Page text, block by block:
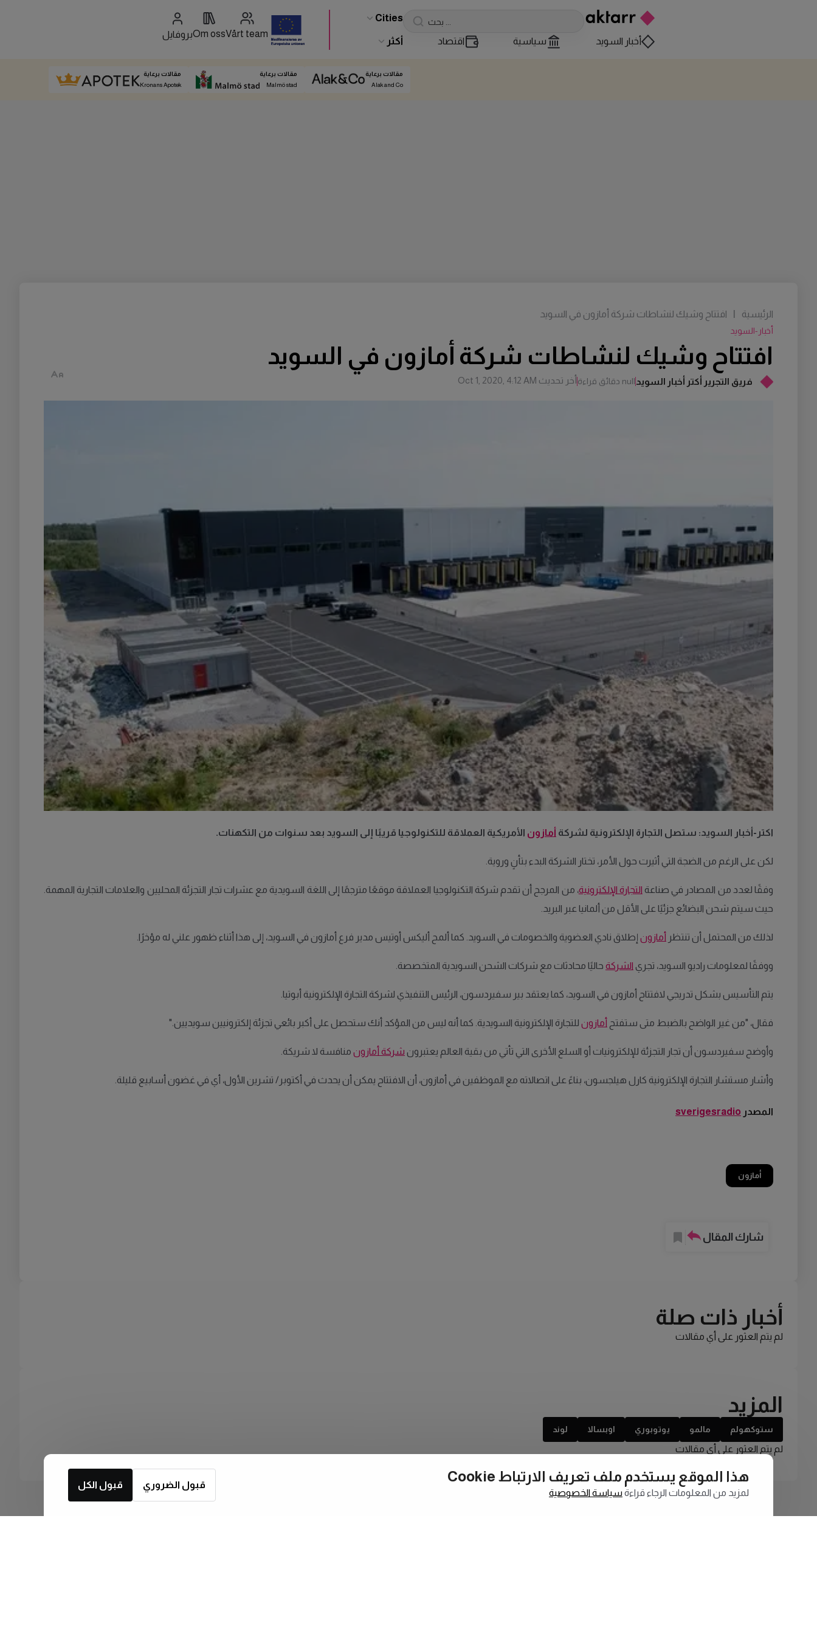
Cities
أخبار السويد سياسية اقتصاد أكثر
Vårt team
Om ossبروفايل
مقالات برعاية
Alak and Co
مقالات برعاية
Malmö stad
مقالات برعاية
Kronans Apotek
فريق التجرير أكتر أخبار السويدnull دقائق قراءة أخر تحديث Oct 1, 2020, 4:12 AM
افتتاح وشيك لنشاطات شركة أمازون في السويد
أخبار-السويد
الرئيسية افتتاح وشيك لنشاطات شركة أمازون في السويد
اكتر-أخبار السويد: ستصل التجارة الإلكترونية لشركة أمازون الأمريكية العملاقة للتكنولوجيا قريبًا إلى السويد بعد سنوات من التكهنات.
لكن على الرغم من الضجة التي أثيرت حول الأمر، تختار الشركة البدء بتأنٍ وروية
وفقًا لعدد من المصادر في صناعة التجارة الإلكترونية، من المرجح أن تقدم شركة التكنولوجيا العملاقة موقعًا مترجمًا إلى اللغة السويدية مع عشرات تجار التجزئة المحليين والعلامات التجارية المهمة
حيث سيتم شحن البضائع جزئيًا على الأقل من ألمانيا عبر البريد
لذلك من المحتمل أن تنتظر أمازون إطلاق نادي العضوية والخصومات في السويد كما ألمح أليكس أوتيس مدير فرع أمازون في السويد، إلى هذا أثناء ظهور علني له مؤخرًا
ووفقًا لمعلومات راديو السويد، تجري الشركة حاليًا محادثات مع شركات الشحن السويدية المتخصصة
يتم التأسيس بشكل تدريجي لافتتاح أمازون في السويد، كما يعتقد بير سفيردسون، الرئيس التنفيذي لشركة التجارة الإلكترونية أبوتيا
فقال، "من غير الواضح بالضبط متى ستفتح أمازون للتجارة الإلكترونية السويدية كما أنه ليس من المؤكد أنك ستحصل على أكبر بائعي تجزئة إلكترونيين سويديين ."
وأوضح سفيردسون أن تجار التجزئة للإلكترونيات أو السلع الأخرى التي تأتي من بقية العالم يعتبرون شركة أمازون منافسة لا شريكة
وأشار مستشار التجارة الإلكترونية كارل هيلجسون، بناءً على اتصالاته مع الموظفين في أمازون، أن الافتتاح يمكن أن يحدث في أكتوبر / تشرين الأول، أي في غضون أسابيع قليلة
المصدر sverigesradio
أمازون
شارك المقال
أخبار ذات صلة
لم يتم العثور على أي مقالات
المزيد
ستوكهولم مالمو يوتوبوري اوبسالا لوند
لم يتم العثور على أي مقالات
هذا الموقع يستخدم ملف تعريف الارتباط Cookie
لمزيد من المعلومات الرجاء قراءة سياسة الخصوصية
قبول الكل قبول الضروري